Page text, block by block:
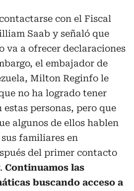
con el Fiscal
Saab y señaló que
va a ofrecer declaraciones
el embajador de
Milton Reginfo le
no ha logrado tener
personas, pero que
algunos de ellos hablen
familiares en
del primer contacto
Continuamos las
buscando acceso a